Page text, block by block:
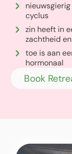
cyclus
zin heeft in
zachtheid
toe is aan
hormonaal
Book